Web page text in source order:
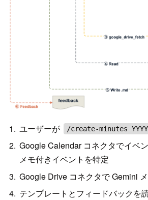
ユーザーが /create-minutes YYYY-
Google Calendar コネクタでイベ
メモ付きイベントを特定
Google Drive コネクタで Gemini
テンプレートとフィードバックを